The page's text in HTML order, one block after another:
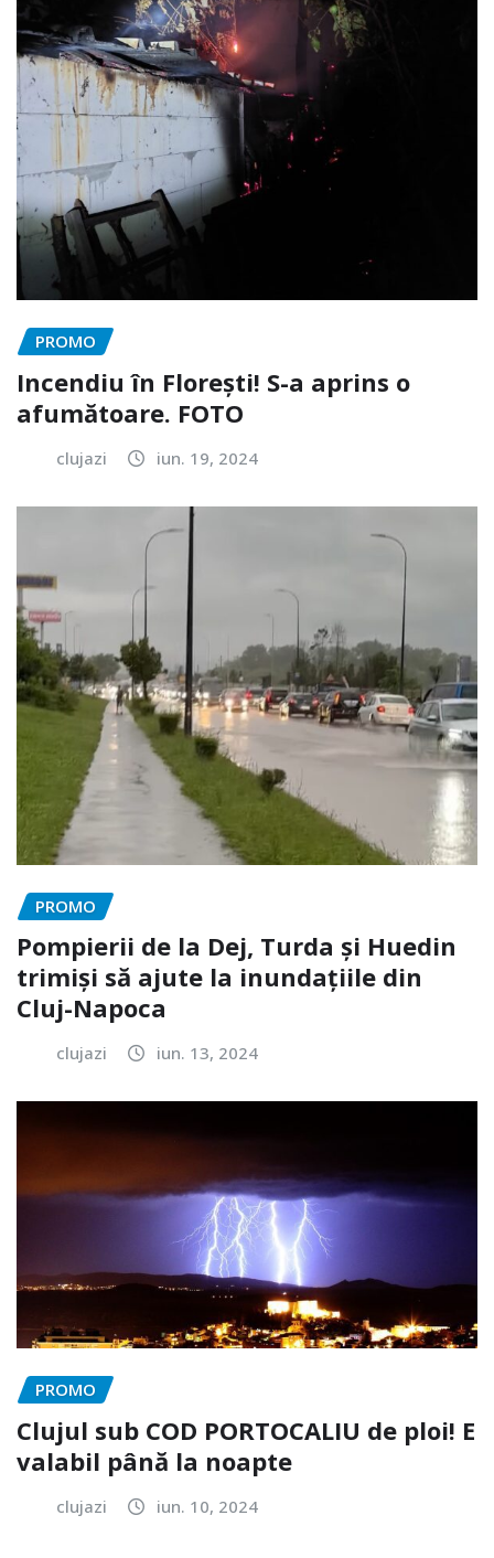
PROMO
Incendiu în Florești! S-a aprins o
afumătoare. FOTO
clujazi iun. 19, 2024
PROMO
Pompierii de la Dej, Turda și Huedin
trimiși să ajute la inundațiile din
Cluj-Napoca
clujazi iun. 13, 2024
PROMO
Clujul sub COD PORTOCALIU de ploi! E
valabil până la noapte
clujazi iun. 10, 2024